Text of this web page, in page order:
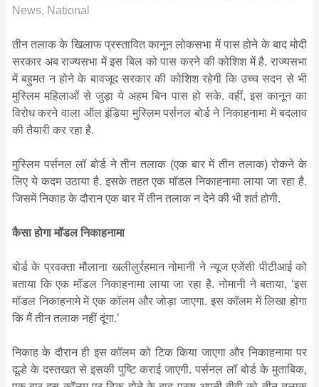
News, National
तीन तलाक के खिलाफ प्रस्तावित कानून लोकसभा में पास होने के बाद मोदी
सरकार अब राज्यसभा में इस बिल को पास करने की कोशिश में है. राज्यसभा
में बहुमत न होने के बावजूद सरकार की कोशिश रहेगी कि उच्च सदन से भी
मुस्लिम महिलाओं से जुड़ा ये अहम बिन पास हो सके. वहीं, इस कानून का
विरोध करने वाला ऑल इंडिया मुस्लिम पर्सनल बोर्ड ने निकाहनामा में बदलाव
की तैयारी कर रहा है.
मुस्लिम पर्सनल लॉ बोर्ड ने तीन तलाक (एक बार में तीन तलाक) रोकने के
लिए ये कदम उठाया है. इसके तहत एक मॉडल निकाहनामा लाया जा रहा है.
जिसमें निकाह के दौरान एक बार में तीन तलाक न देने की भी शर्त होगी.
कैसा होगा मॉडल निकाहनामा
बोर्ड के प्रवक्ता मौलाना खलीलुर्रहमान नोमानी ने न्यूज एजेंसी पीटीआई को
बताया कि एक मॉडल निकाहनामा लाया जा रहा है. नोमानी ने बताया, ‘इस
मॉडल निकाहनामे में एक कॉलम और जोड़ा जाएगा. इस कॉलम में लिखा होगा
कि मैं तीन तलाक नहीं दूंगा.’
निकाह के दौरान ही इस कॉलम को टिक किया जाएगा और निकाहनामा पर
दूल्हे के दस्तखत से इसकी पुष्टि कराई जाएगी. पर्सनल लॉ बोर्ड के मुताबिक,